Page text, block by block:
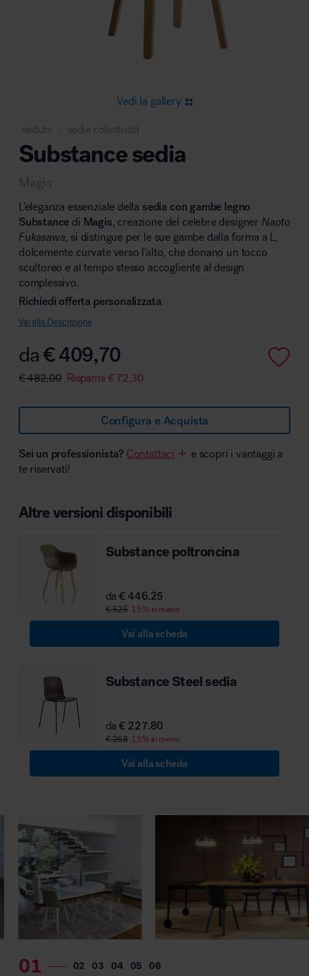
Area lounge e attesa
Area outdoor
Area hospitality
Vedi la gallery
sedute sedie collettività
Substance sedia
Magis
L’eleganza essenziale della sedia con gambe legno
Substance di Magis, creazione del celebre designer Naoto
Fukasawa, si distingue per le sue gambe dalla forma a L,
dolcemente curvate verso l’alto, che donano un tocco
scultoreo e al tempo stesso accogliente al design
complessivo.
Richiedi offerta personalizzata.
Vai alla Descrizione
da€409,70
€482,00 Risparmi €72,30
Configura e Acquista
Sei un professionista? Contattaci
e scopri i vantaggi a
te riservati!
Altre versioni disponibili
Substance poltroncina
da€ 446.25
€ 525 15% in meno
Vai alla scheda
Substance Steel sedia
da€ 227.80
€ 268 15% in meno
Vai alla scheda